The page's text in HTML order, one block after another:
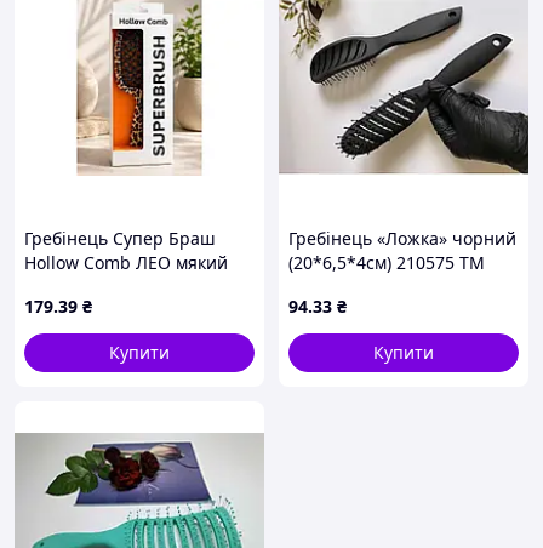
Гребінець Супер Браш
Hollow Comb ЛЕО мякий
(21*9*5см) 210977 ТМ
EСТЕТ
179.39 ₴
Купити
Гребінець «Ложка» чорний
(20*6,5*4см) 210575 ТМ
94.33 ₴
Купити